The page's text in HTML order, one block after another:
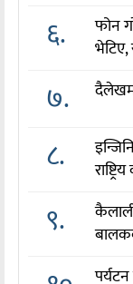
६.
फोन
७.
८.
९.